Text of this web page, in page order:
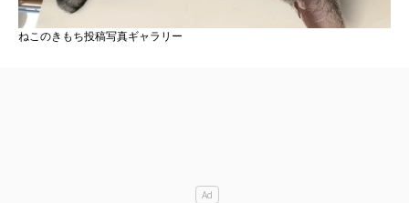
ねこのきもち投稿写真ギャラリー